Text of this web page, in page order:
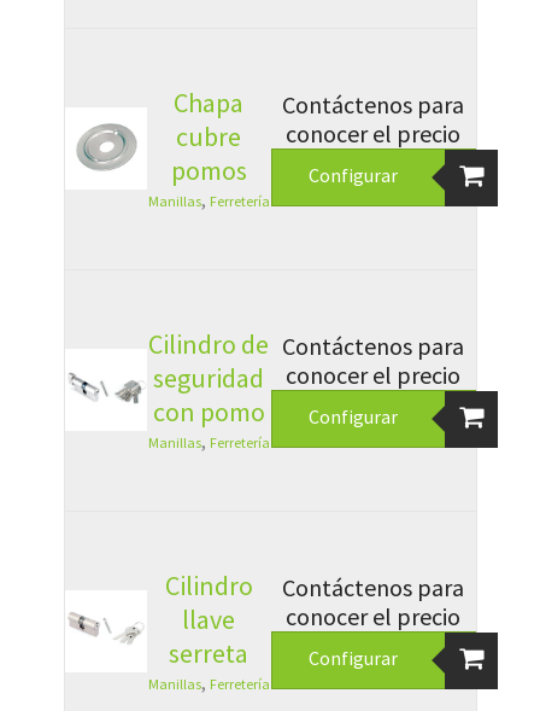
Chapa
cubre
pomos
Manillas, Ferretería
Contáctenos para
conocer el precio
Configurar
Cilindro de
seguridad
con pomo
Manillas, Ferretería
Contáctenos para
conocer el precio
Configurar
Cilindro
llave
serreta
Manillas, Ferretería
Contáctenos para
conocer el precio
Configurar